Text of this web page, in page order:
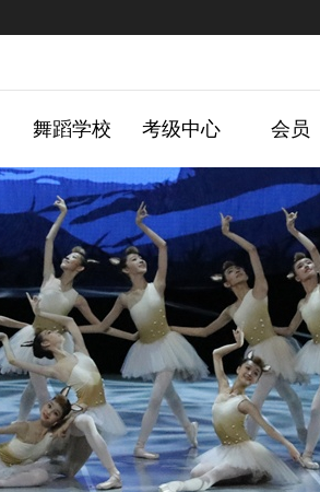
舞蹈学校 考级中心 会员